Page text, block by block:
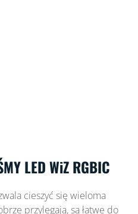
LED WiZ RGBIC
cieszyć się wieloma
przylegają, są łatwe do